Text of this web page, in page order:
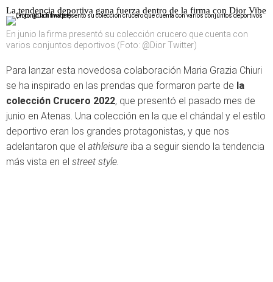
La tendencia deportiva gana fuerza dentro de la firma con Dior Vibe
En junio la firma presentó su colección crucero que cuenta con
varios conjuntos deportivos (Foto: @Dior Twitter)
Para lanzar esta novedosa colaboración Maria Grazia Chiuri
se ha inspirado en las prendas que formaron parte de la
colección Crucero 2022, que presentó el pasado mes de
junio en Atenas. Una colección en la que el chándal y el estilo
deportivo eran los grandes protagonistas, y que nos
adelantaron que el athleisure iba a seguir siendo la tendencia
más vista en el street style.